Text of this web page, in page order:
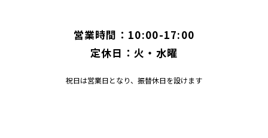
営業時間：10:00-17:00
定休日：火・水曜
祝日は営業日となり、振替休日を設けます